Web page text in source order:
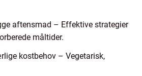
aftensmad – Effektive strategier
måltider.
kostbehov – Vegetarisk,